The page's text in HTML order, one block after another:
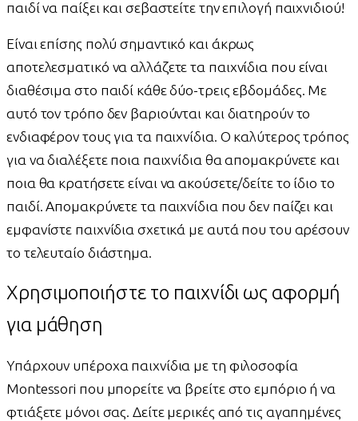
παιδί να παίξει και σεβαστείτε την επιλογή παιχνιδιού!
Είναι επίσης πολύ σημαντικό και άκρως
αποτελεσματικό να αλλάζετε τα παιχνίδια που είναι
διαθέσιμα στο παιδί κάθε δύο-τρεις εβδομάδες. Με
αυτό τον τρόπο δεν βαριούνται και διατηρούν το
ενδιαφέρον τους για τα παιχνίδια. Ο καλύτερος τρόπος
για να διαλέξετε ποια παιχνίδια θα απομακρύνετε και
ποια θα κρατήσετε είναι να ακούσετε/δείτε το ίδιο το
παιδί. Απομακρύνετε τα παιχνίδια που δεν παίζει και
εμφανίστε παιχνίδια σχετικά με αυτά που του αρέσουν
το τελευταίο διάστημα.
Χρησιμοποιήστε το παιχνίδι ως αφορμή
για μάθηση
Υπάρχουν υπέροχα παιχνίδια με τη φιλοσοφία
Montessori που μπορείτε να βρείτε στο εμπόριο ή να
φτιάξετε μόνοι σας. Δείτε μερικές από τις αγαπημένες